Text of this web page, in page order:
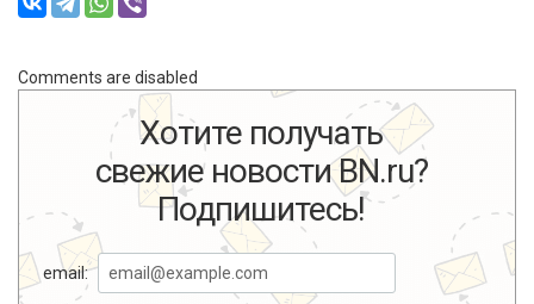
Comments are disabled
Хотите получать
свежие новости BN.ru?
Подпишитесь!
email: